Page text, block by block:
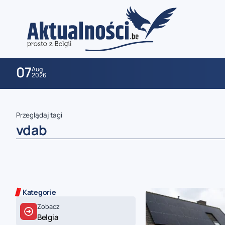
07Aug
2026
zaobserwuj nas
zaobserwuj nas
Przeglądaj tagi
vdab
Kategorie
Zobacz
Belgia